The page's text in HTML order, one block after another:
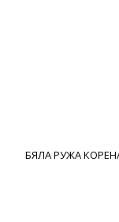
БЯЛА РУЖА КОРЕН/